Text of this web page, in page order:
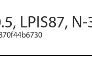
LPIS87,